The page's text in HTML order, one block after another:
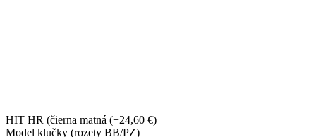
HIT HR (čierna matná (+24,60 €)
Model klučky (rozety BB/PZ)